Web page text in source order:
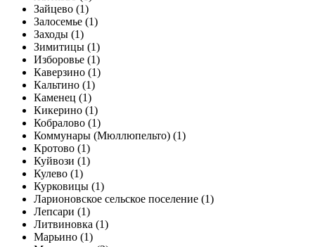
Зайцево (1)
Залосемье (1)
Заходы (1)
Зимитицы (1)
Изборовье (1)
Каверзино (1)
Кальтино (1)
Каменец (1)
Кикерино (1)
Кобралово (1)
Коммунары (Мюллюпельто) (1)
Кротово (1)
Куйвози (1)
Кулево (1)
Курковицы (1)
Ларионовское сельское поселение (1)
Лепсари (1)
Литвиновка (1)
Марьино (1)